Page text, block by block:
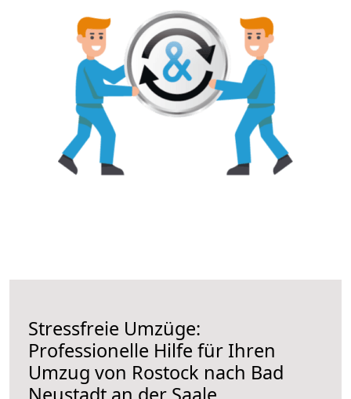
Stressfreie Umzüge:
Professionelle Hilfe für Ihren
Umzug von Rostock nach Bad